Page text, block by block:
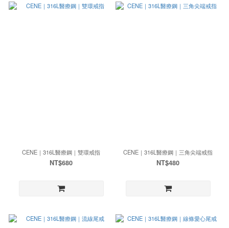
CENE｜316L醫療鋼｜雙環戒指
NT$680
CENE｜316L醫療鋼｜三角尖端戒指
NT$480